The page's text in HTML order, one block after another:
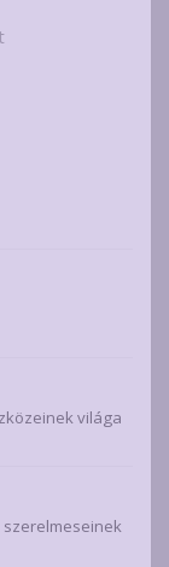
világa
szerelmeseinek